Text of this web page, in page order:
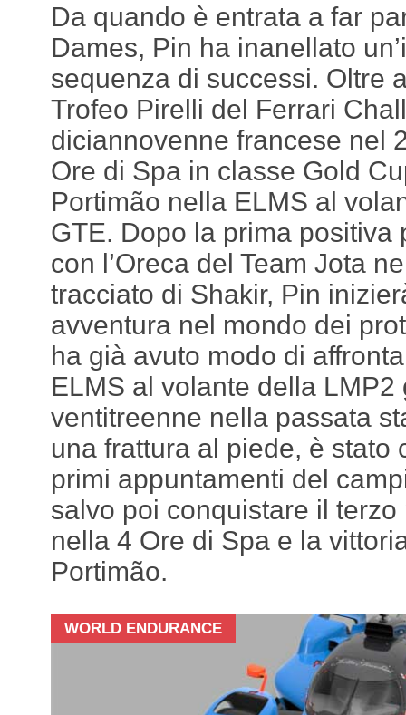
Da quando è entrata a far
Dames, Pin ha inanellato
sequenza di successi. Oltre
Trofeo Pirelli del Ferrari
diciannovenne francese nel
Ore di Spa in classe Gold
Portimão nella ELMS al
GTE. Dopo la prima positiva
con l’Oreca del Team Jota
tracciato di Shakir, Pin
avventura nel mondo dei
ha già avuto modo di
ELMS al volante della LMP2
ventitreenne nella passata
una frattura al piede, è stato
primi appuntamenti del
salvo poi conquistare il
nella 4 Ore di Spa e la
Portimão.
WORLD ENDURANCE